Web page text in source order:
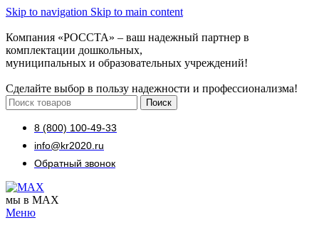
Skip to navigation Skip to main content
Компания «РОССТА» – ваш надежный партнер в
комплектации дошкольных,
муниципальных и образовательных учреждений!
Сделайте выбор в пользу надежности и профессионализма!
Поиск
8 (800) 100-49-33
info@kr2020.ru
Обратный звонок
мы в MAX
Меню